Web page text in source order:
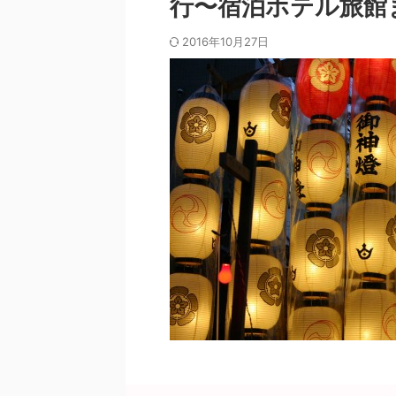
行〜宿泊ホテル旅館
2016年10月27日